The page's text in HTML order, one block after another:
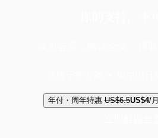
年付・周年特惠 US$6.5US$4/月